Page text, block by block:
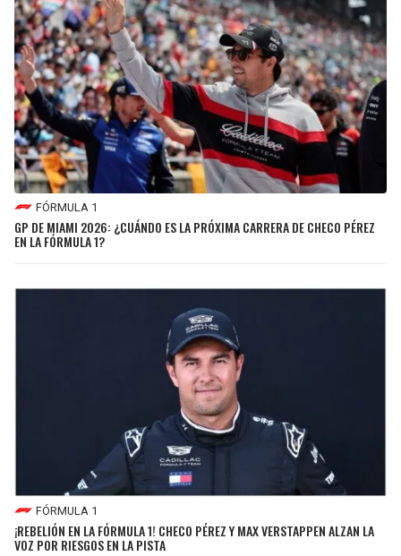
FÓRMULA 1
GP DE MIAMI 2026: ¿CUÁNDO ES LA PRÓXIMA CARRERA DE CHECO PÉREZ
EN LA FÓRMULA 1?
FÓRMULA 1
¡REBELIÓN EN LA FÓRMULA 1! CHECO PÉREZ Y MAX VERSTAPPEN ALZAN LA
VOZ POR RIESGOS EN LA PISTA